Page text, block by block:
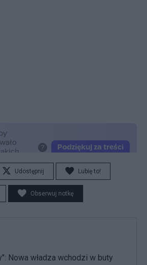
Udostępnij Lubię to!
Obserwuj notkę
Nowa władza wchodzi w buty